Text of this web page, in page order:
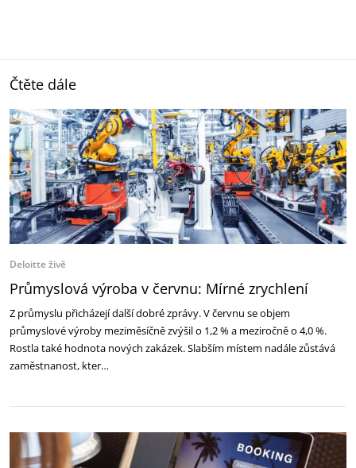
Čtěte dále
Deloitte živě
Průmyslová výroba v červnu: Mírné zrychlení
Z průmyslu přicházejí další dobré zprávy. V červnu se objem
průmyslové výroby meziměsíčně zvýšil o 1,2 % a meziročně o 4,0 %.
Rostla také hodnota nových zakázek. Slabším místem nadále zůstává
zaměstnanost, kter…